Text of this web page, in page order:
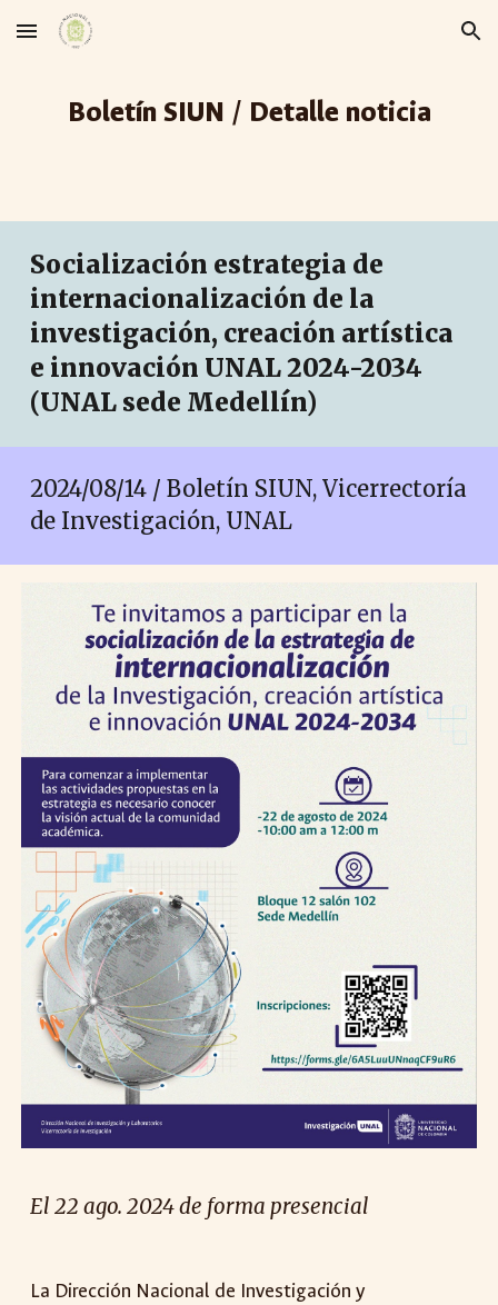
Skip to main content Skip to navigation
Boletín SIUN / Detalle noticia
Socialización estrategia de
internacionalización de la
investigación, creación artística
e innovación UNAL 2024-2034
(UNAL sede Medellín)
2024/08/14 / Boletín SIUN, Vicerrectoría
de Investigación, UNAL
El 22 ago. 2024 de forma presencial
La Dirección Nacional de Investigación y